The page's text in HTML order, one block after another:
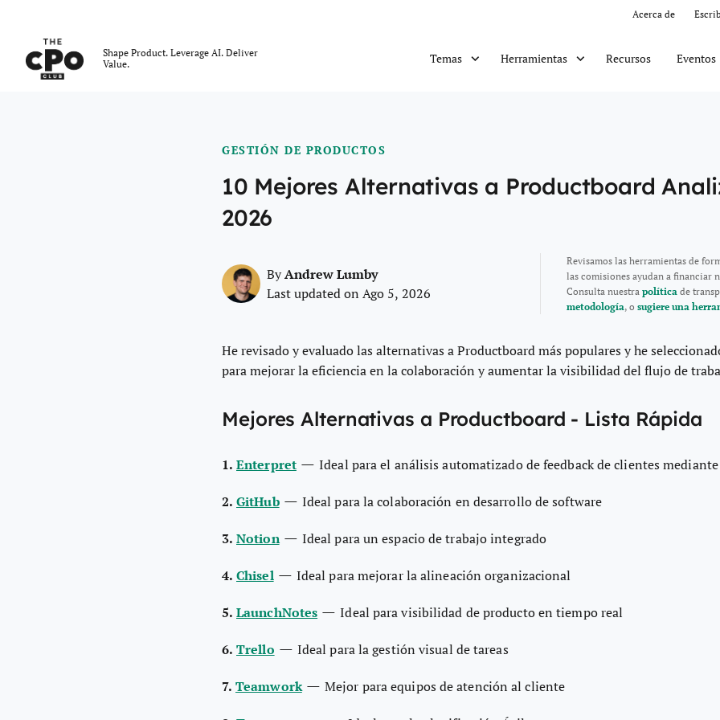
Acerca de
Shape Product. Leverage AI. Deliver
Value.
Temas Herramientas Recursos Eventos
GESTIÓN DE PRODUCTOS
10 Mejores Alternativas a Productboard
2026
ByAndrew Lumby
Last updated on Ago 5, 2026
Revisamos las herramientas de
las comisiones ayudan a financiar
Consulta nuestra política de
metodología, o sugiere una
He revisado y evaluado las alternativas a Productboard más populares y he
para mejorar la eficiencia en la colaboración y aumentar la visibilidad del flujo de
Mejores Alternativas a Productboard - Lista Rápida
1. Enterpret —Ideal para el análisis automatizado de feedback de clientes
2. GitHub — Ideal para la colaboración en desarrollo de software
3. Notion — Ideal para un espacio de trabajo integrado
4. Chisel — Ideal para mejorar la alineación organizacional
5. LaunchNotes —Ideal para visibilidad de producto en tiempo real
6. Trello — Ideal para la gestión visual de tareas
7. Teamwork —Mejor para equipos de atención al cliente